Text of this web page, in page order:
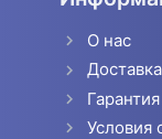
О нас
Доставка
Условия